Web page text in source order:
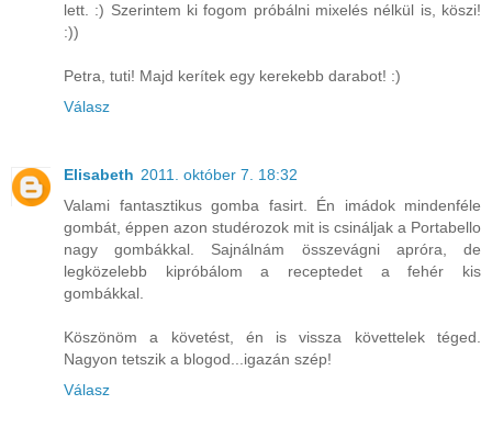
lett. :) Szerintem ki fogom próbálni mixelés nélkül is, köszi!
:))
Petra, tuti! Majd kerítek egy kerekebb darabot! :)
Válasz
Elisabeth 2011. október 7. 18:32
Valami fantasztikus gomba fasirt. Én imádok mindenféle
gombát, éppen azon studérozok mit is csináljak a Portabello
nagy gombákkal. Sajnálnám összevágni apróra, de
legközelebb kipróbálom a receptedet a fehér kis
gombákkal.
Köszönöm a követést, én is vissza követtelek téged.
Nagyon tetszik a blogod...igazán szép!
Válasz